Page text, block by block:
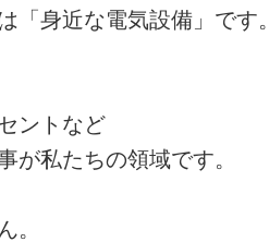
身近な電気設備」です。
ントなど
私たちの領域です。
。